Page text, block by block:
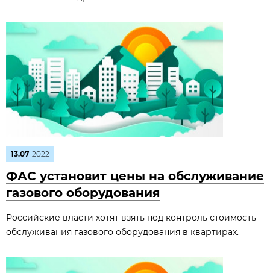
13.07 2022
ФАС установит цены на обслуживание
газового оборудования
Российские власти хотят взять под контроль стоимость
обслуживания газового оборудования в квартирах.